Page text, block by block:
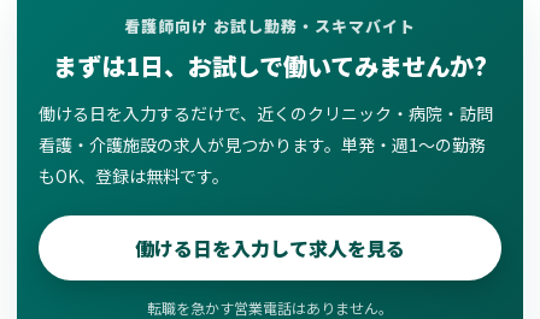
看護師向け お試し勤務・スキマバイト
まずは1日、お試しで働いてみませんか?
働ける日を入力するだけで、近くのクリニック・病院・訪問
看護・介護施設の求人が見つかります。単発・週1〜の勤務
もOK、登録は無料です。
働ける日を入力して求人を見る
転職を急かす営業電話はありません。